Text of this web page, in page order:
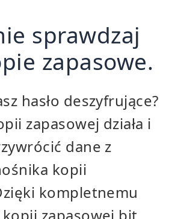
sprawdzaj
zapasowe.
hasło deszyfrujące?
zapasowej działa i
dane z
kopii
kompletnemu